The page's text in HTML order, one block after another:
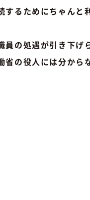
るためにちゃんと
の処遇が引き下げ
の役人には分から